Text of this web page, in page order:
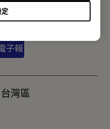
勢/研討會/新品等消息
子報
灣區